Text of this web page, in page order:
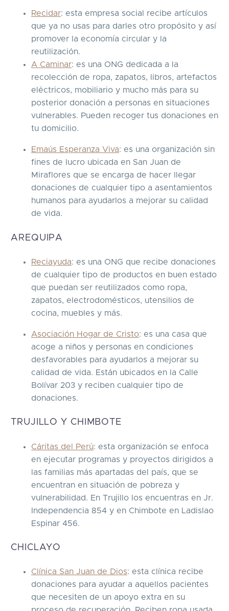
Recidar: esta empresa social recibe artículos
que ya no usas para darles otro propósito y así
promover la economía circular y la
reutilización.
A Caminar: es una ONG dedicada a la
recolección de ropa, zapatos, libros, artefactos
eléctricos, mobiliario y mucho más para su
posterior donación a personas en situaciones
vulnerables. Pueden recoger tus donaciones en
tu domicilio.
Emaús Esperanza Viva: es una organización sin
fines de lucro ubicada en San Juan de
Miraflores que se encarga de hacer llegar
donaciones de cualquier tipo a asentamientos
humanos para ayudarlos a mejorar su calidad
de vida.
AREQUIPA
Reciayuda: es una ONG que recibe donaciones
de cualquier tipo de productos en buen estado
que puedan ser reutilizados como ropa,
zapatos, electrodomésticos, utensilios de
cocina, muebles y más.
Asociación Hogar de Cristo: es una casa que
acoge a niños y personas en condiciones
desfavorables para ayudarlos a mejorar su
calidad de vida. Están ubicados en la Calle
Bolívar 203 y reciben cualquier tipo de
donaciones.
TRUJILLO Y CHIMBOTE
Cáritas del Perú: esta organización se enfoca
en ejecutar programas y proyectos dirigidos a
las familias más apartadas del país, que se
encuentran en situación de pobreza y
vulnerabilidad. En Trujillo los encuentras en Jr.
Independencia 854 y en Chimbote en Ladislao
Espinar 456.
CHICLAYO
Clínica San Juan de Dios: esta clínica recibe
donaciones para ayudar a aquellos pacientes
que necesiten de un apoyo extra en su